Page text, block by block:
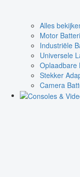
Alles
Motor
Industriële
Universele
Oplaadbare
Stekker
Camera